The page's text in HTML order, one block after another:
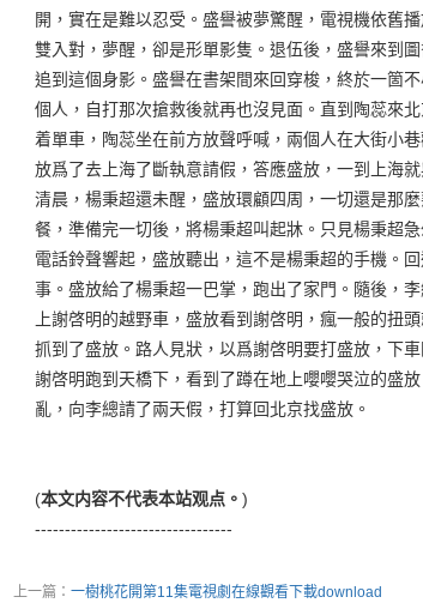
開，實在是難以忍受。盛譽被夢驚醒，電視機依舊
雙入對，夢醒，卻是形單影隻。退伍後，盛譽來到
追到這個身影。盛譽在書架間來回穿梭，終於一箇
個人，自打那次搶救後就再也沒見面。直到陶蕊來
着單車，陶蕊坐在前方放聲呼喊，兩個人在大街小
放爲了去上海了斷執意請假，答應盛放，一到上海
清晨，楊秉超還未醒，盛放環顧四周，一切還是那
餐，準備完一切後，將楊秉超叫起牀。只見楊秉超
電話鈴聲響起，盛放聽出，這不是楊秉超的手機。
事。盛放給了楊秉超一巴掌，跑出了家門。隨後，
上謝啓明的越野車，盛放看到謝啓明，瘋一般的扭
抓到了盛放。路人見狀，以爲謝啓明要打盛放，下
謝啓明跑到天橋下，看到了蹲在地上嚶嚶哭泣的盛
亂，向李總請了兩天假，打算回北京找盛放。
(本文内容不代表本站观点。 )
---------------------------------
上一篇： 一樹桃花開第11集電視劇在線觀看下載download